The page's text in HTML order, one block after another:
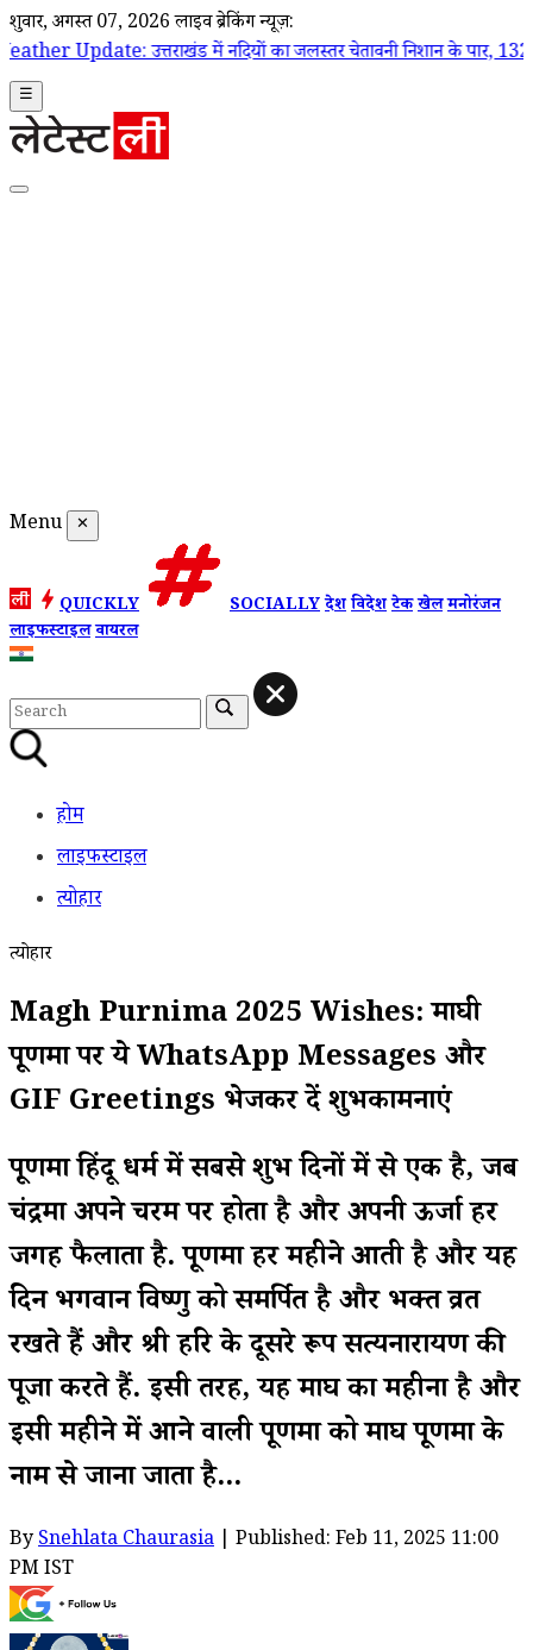
शुक्रवार, अगस्त 07, 2026 लाइव ब्रेकिंग न्यूज़:
में नदियों का जलस्तर चेतावनी निशान के पार, 132 सड़कें बंद; आज
☰
Menu ✕
QUICKLY SOCIALLYदेशविदेशटेकखेलमनोरंजन
लाइफस्टाइलवायरल
होम
लाइफस्टाइल
त्योहार
त्योहार
Magh Purnima 2025 Wishes: माघी
पूर्णिमा पर ये WhatsApp Messages और
GIF Greetings भेजकर दें शुभकामनाएं
पूर्णिमा हिंदू धर्म में सबसे शुभ दिनों में से एक है, जब
चंद्रमा अपने चरम पर होता है और अपनी ऊर्जा हर
जगह फैलाता है. पूर्णिमा हर महीने आती है और यह
दिन भगवान विष्णु को समर्पित है और भक्त व्रत
रखते हैं और श्री हरि के दूसरे रूप सत्यनारायण की
पूजा करते हैं. इसी तरह, यह माघ का महीना है और
इसी महीने में आने वाली पूर्णिमा को माघ पूर्णिमा के
नाम से जाना जाता है...
BySnehlata Chaurasia | Published: Feb 11, 2025 11:00
PM IST